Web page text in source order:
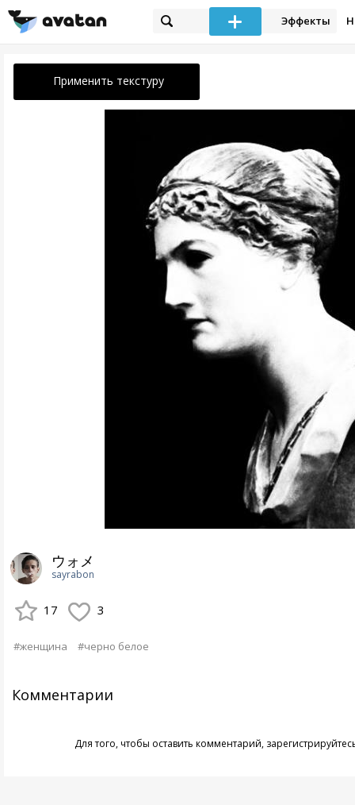
Эффекты
Применить текстуру
ウォメ
sayrabon
17 3
#женщина #черно белое
Комментарии
Для того, чтобы оставить комментарий,